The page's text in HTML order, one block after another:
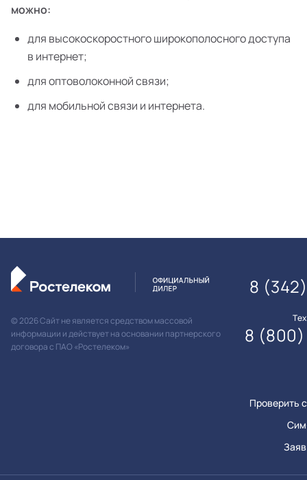
можно:
для высокоскоростного широкополосного доступа
в интернет;
для оптоволоконной связи;
для мобильной связи и интернета.
© 2026 Сайт не является средством массовой
информации и действует на основании партнерского
договора с ПАО «Ростелеком»
Проверить
8
8